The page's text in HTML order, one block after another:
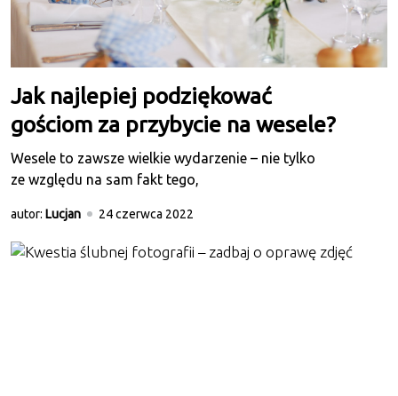
Jak najlepiej podziękować
gościom za przybycie na wesele?
Wesele to zawsze wielkie wydarzenie – nie tylko
ze względu na sam fakt tego,
autor: Lucjan 24 czerwca 2022